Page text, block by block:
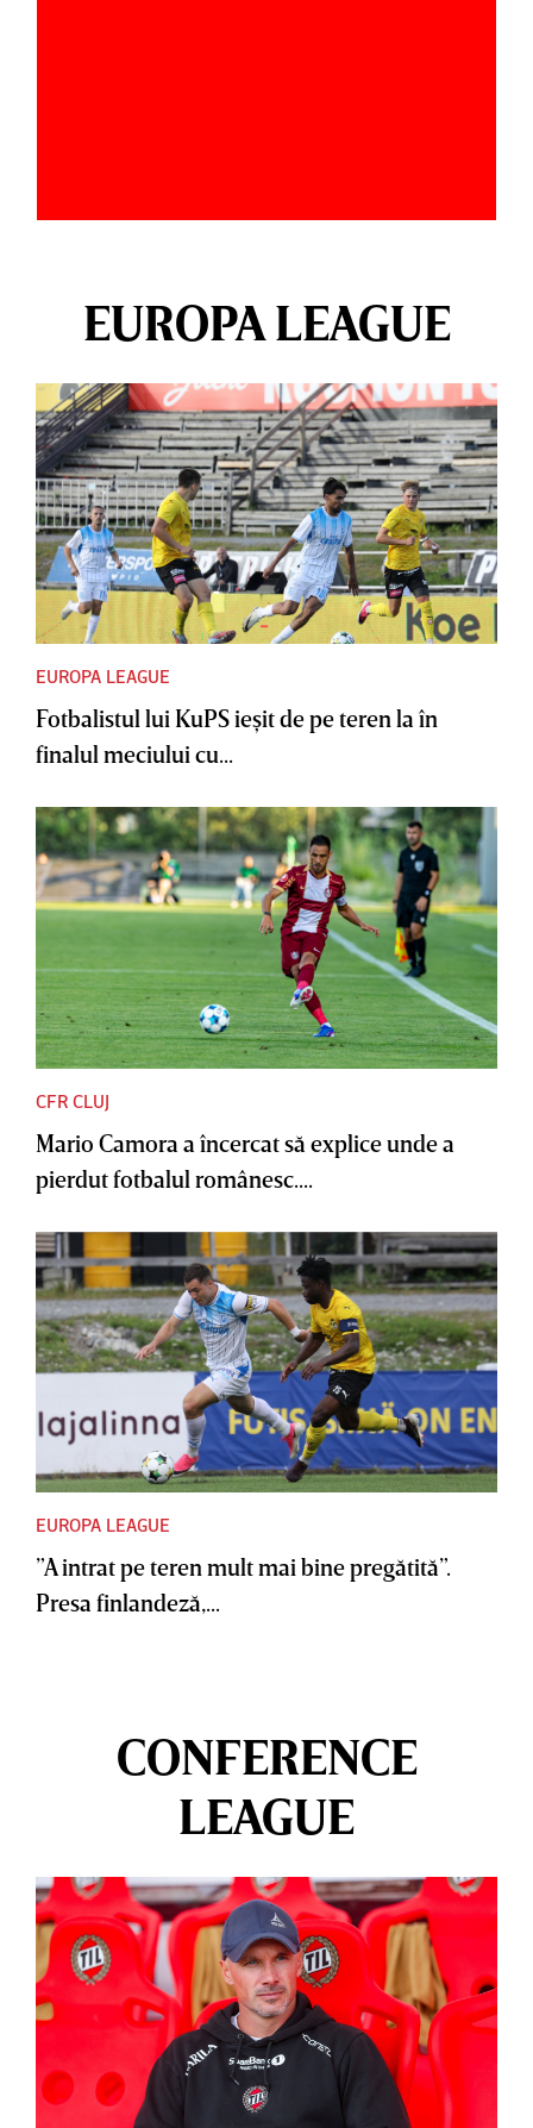
EUROPA LEAGUE
EUROPA LEAGUE
Fotbalistul lui KuPS ieşit de pe teren la în
finalul meciului cu...
CFR CLUJ
Mario Camora a încercat să explice unde a
pierdut fotbalul românesc....
EUROPA LEAGUE
”A intrat pe teren mult mai bine pregătită”.
Presa finlandeză,...
CONFERENCE
LEAGUE